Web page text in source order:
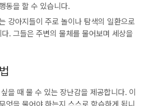
동을 할 수 있습니다.
강아지들이 주로 놀이나 탐색의 일환으로
. 그들은 주변의 물체를 물어보며 세상을
을 때 물 수 있는 장난감을 제공합니다. 이